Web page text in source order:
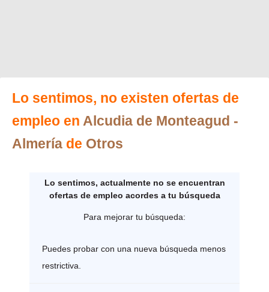
Lo sentimos, no existen ofertas de
empleo en Alcudia de Monteagud -
Almería de Otros
Lo sentimos, actualmente no se encuentran
ofertas de empleo acordes a tu búsqueda
Para mejorar tu búsqueda:
Puedes probar con una nueva búsqueda menos
restrictiva.